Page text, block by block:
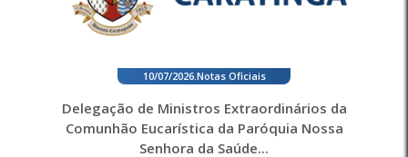
10/07/2026. Notas Oficiais
Delegação de Ministros Extraordinários da
Comunhão Eucarística da Paróquia Nossa
Senhora da Saúde...